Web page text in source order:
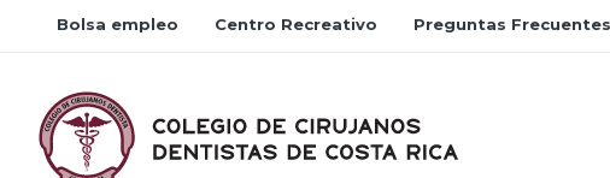
Bolsa empleo Centro Recreativo Preguntas Frecuentes